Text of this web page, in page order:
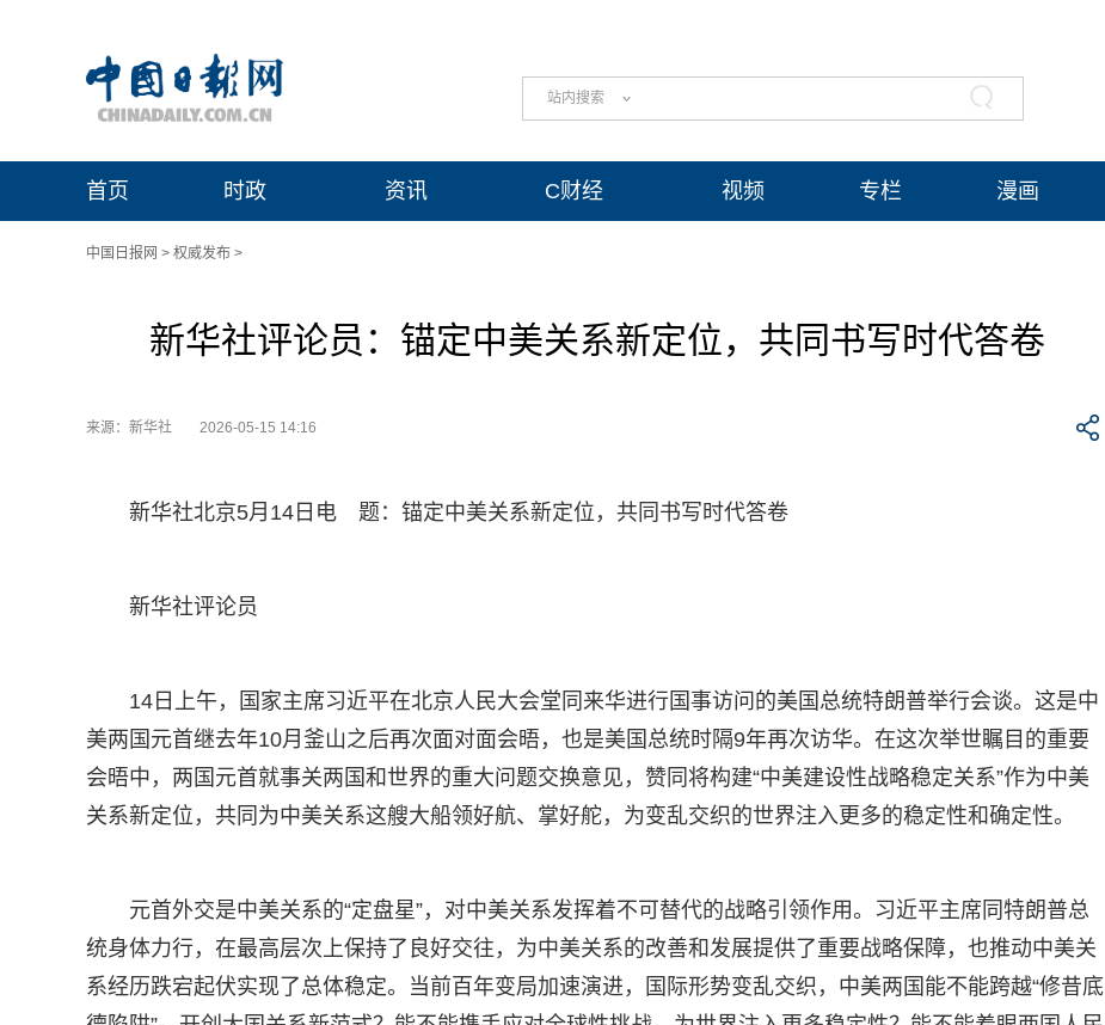
站内搜索
首页 时政 资讯 C财经 视频 专栏 漫画
中国日报网 > 权威发布 >
新华社评论员：锚定中美关系新定位，共同书写时代答卷
来源：新华社 2026-05-15 14:16
新华社北京5月14日电 题：锚定中美关系新定位，共同书写时代答卷
新华社评论员
14日上午，国家主席习近平在北京人民大会堂同来华进行国事访问的美国总统特朗普举行会谈。这是中
美两国元首继去年10月釜山之后再次面对面会晤，也是美国总统时隔9年再次访华。在这次举世瞩目的重要
会晤中，两国元首就事关两国和世界的重大问题交换意见，赞同将构建“中美建设性战略稳定关系”作为中美
关系新定位，共同为中美关系这艘大船领好航、掌好舵，为变乱交织的世界注入更多的稳定性和确定性。
元首外交是中美关系的“定盘星”，对中美关系发挥着不可替代的战略引领作用。习近平主席同特朗普总
统身体力行，在最高层次上保持了良好交往，为中美关系的改善和发展提供了重要战略保障，也推动中美关
系经历跌宕起伏实现了总体稳定。当前百年变局加速演进，国际形势变乱交织，中美两国能不能跨越“修昔底